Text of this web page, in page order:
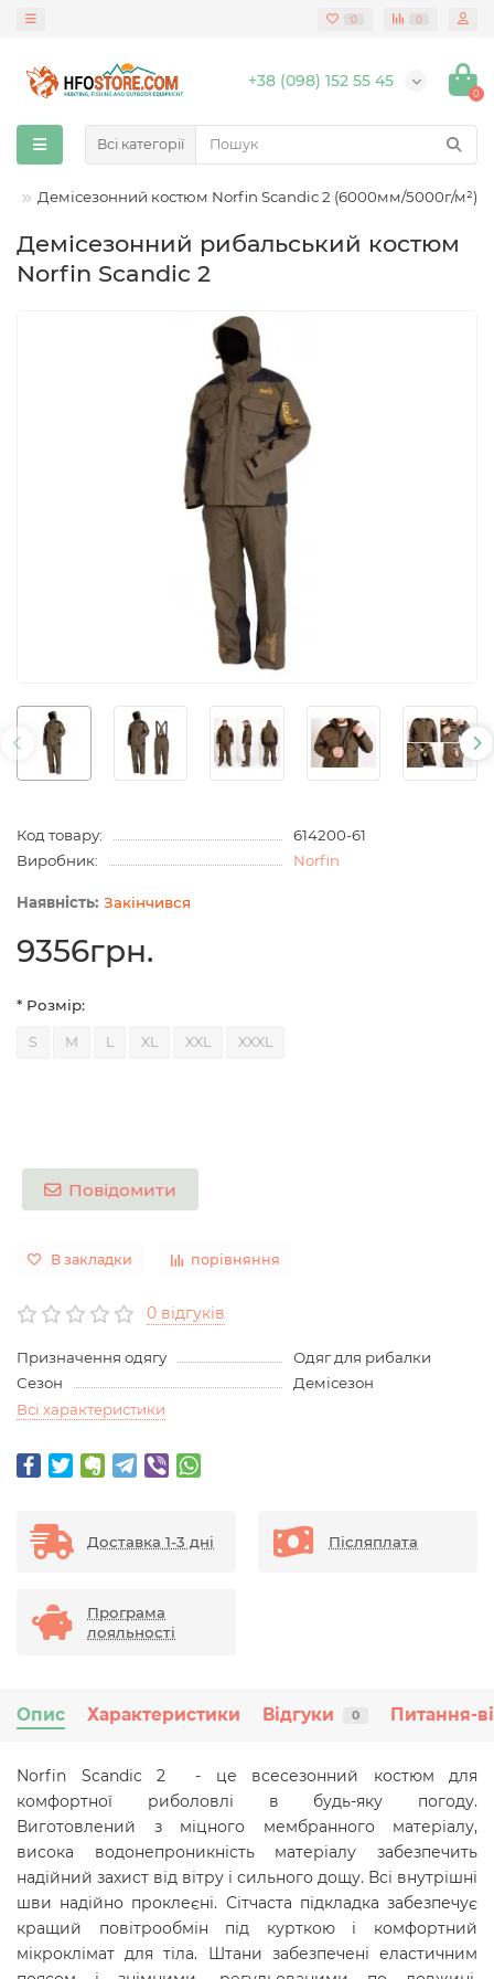
0 0
+38 (098) 152 55 45
0
Всі категорії
Демісезонний костюм Norfin Scandic 2 (6000мм/5000г/м²)
Демісезонний рибальський костюм
Norfin Scandic 2
Код товару:
614200-61
Виробник:
Norfin
Закінчився
9356грн.
* Розмір:
S M L XL XXL XXXL
Повідомити
В закладки порівняння
0 відгуків
Призначення одягу
Одяг для рибалки
Сезон
Демісезон
Всі характеристики
Доставка 1-3 дні Післяплата
Програма
лояльності
Опис Характеристики Відгуки 0 Питання-
Norfin Scandic 2 - це всесезонний костюм для
комфортної риболовлі в будь-яку погоду.
Виготовлений з міцного мембранного матеріалу,
висока водонепроникність матеріалу забезпечить
надійний захист від вітру і сильного дощу. Всі внутрішні
шви надійно проклеєні. Сітчаста підкладка забезпечує
кращий повітрообмін під курткою і комфортний
мікроклімат для тіла. Штани забезпечені еластичним